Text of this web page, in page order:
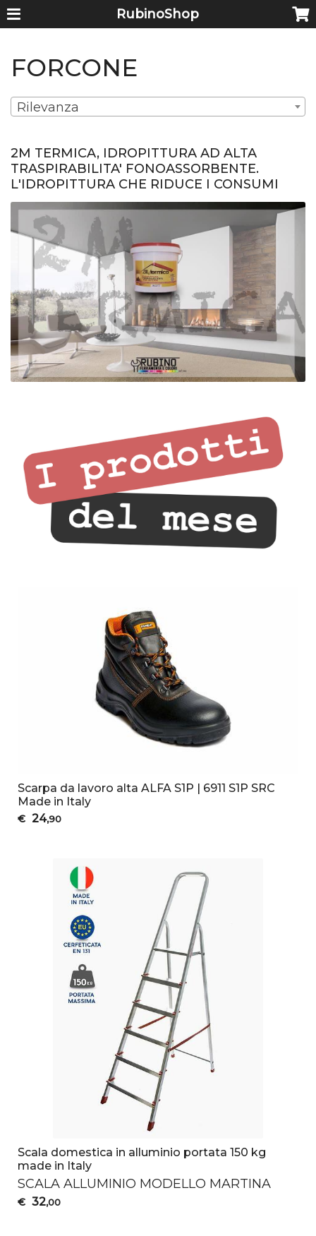
RubinoShop
FORCONE
Rilevanza
2M TERMICA, IDROPITTURA AD ALTA
TRASPIRABILITA' FONOASSORBENTE.
L'IDROPITTURA CHE RIDUCE I CONSUMI
Scarpa da lavoro alta ALFA S1P | 6911 S1P SRC
Made in Italy
€ 24,90
Scala domestica in alluminio portata 150 kg
made in Italy
SCALA ALLUMINIO MODELLO MARTINA
€ 32,00